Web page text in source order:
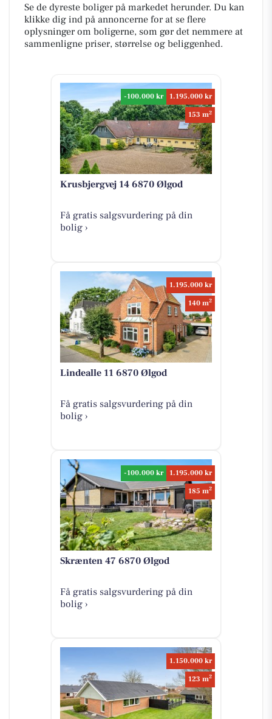
Se de dyreste boliger på markedet herunder. Du kan
klikke dig ind på annoncerne for at se flere
oplysninger om boligerne, som gør det nemmere at
sammenligne priser, størrelse og beliggenhed.
-100.000 kr
1.195.000 kr
153 m2
Krusbjergvej 14 6870 Ølgod
Få gratis salgsvurdering på din
bolig ›
1.195.000 kr
140 m2
Lindealle 11 6870 Ølgod
Få gratis salgsvurdering på din
bolig ›
-100.000 kr
1.195.000 kr
185 m2
Skrænten 47 6870 Ølgod
Få gratis salgsvurdering på din
bolig ›
1.150.000 kr
123 m2